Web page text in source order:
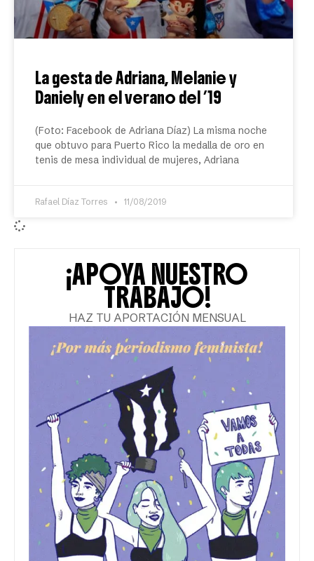
La gesta de Adriana, Melanie y
Daniely en el verano del ’19
(Foto: Facebook de Adriana Díaz) La misma noche
que obtuvo para Puerto Rico la medalla de oro en
tenis de mesa individual de mujeres, Adriana
Rafael Díaz Torres 11/08/2019
¡APOYA NUESTRO
TRABAJO!
HAZ TU APORTACIÓN MENSUAL